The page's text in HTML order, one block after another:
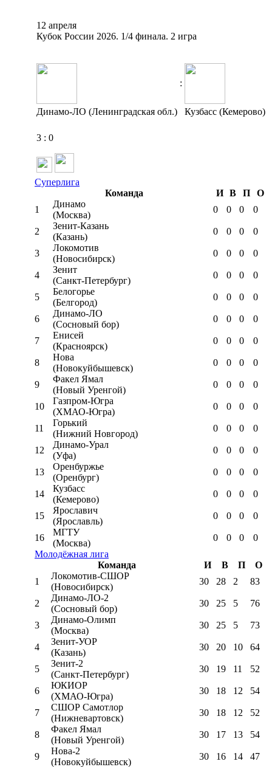
12 апреля
Кубок России 2026. 1/4 финала. 2 игра
:
Динамо-ЛО (Ленинградская обл.) Кузбасс (Кемерово)
3 : 0
Суперлига
Команда
И В П
О
1
Динамо
(Москва)
0 0 0 0
2
Зенит-Казань
(Казань)
0 0 0 0
3
Локомотив
(Новосибирск)
0 0 0 0
4
Зенит
(Санкт-Петербург)
0 0 0 0
5
Белогорье
(Белгород)
0 0 0 0
6
Динамо-ЛО
(Сосновый бор)
0 0 0 0
7
Енисей
(Красноярск)
0 0 0 0
8
Нова
(Новокуйбышевск)
0 0 0 0
9
Факел Ямал
(Новый Уренгой)
0 0 0 0
10
Газпром-Югра
(ХМАО-Югра)
0 0 0 0
11
Горький
(Нижний Новгород)
0 0 0 0
12
Динамо-Урал
(Уфа)
0 0 0 0
13
Оренбуржье
(Оренбург)
0 0 0 0
14
Кузбасс
(Кемерово)
0 0 0 0
15
Ярославич
(Ярославль)
0 0 0 0
16
МГТУ
(Москва)
0 0 0
0
Молодёжная лига
Команда
И В П
О
1
Локомотив-CШОР
(Новосибирск)
30 28 2 83
2
Динамо-ЛО-2
(Сосновый бор)
30 25 5 76
3
Динамо-Олимп
(Москва)
30 25 5 73
4
Зенит-УОР
(Казань)
30 20 10 64
5
Зенит-2
(Санкт-Петербург)
30 19 11 52
6
ЮКИОР
(ХМАО-Югра)
30 18 12 54
7
СШОР Самотлор
(Нижневартовск)
30 18 12 52
8
Факел Ямал
(Новый Уренгой)
30 17 13 54
9
Нова-2
(Новокуйбышевск)
30 16 14 47